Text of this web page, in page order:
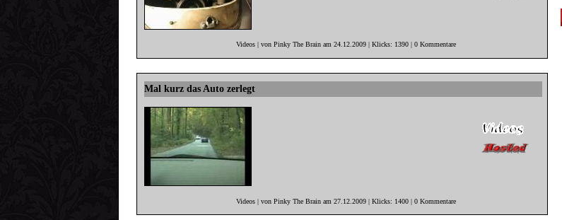
Videos | von Pinky The Brain am 24.12.2009 | Klicks: 1390 | 0 Kommentare
Mal kurz das Auto zerlegt
Videos | von Pinky The Brain am 27.12.2009 | Klicks: 1400 | 0 Kommentare